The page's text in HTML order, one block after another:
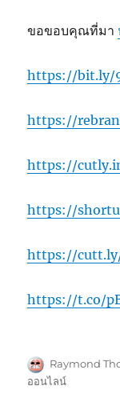
ขอขอบคุณที่มา
https://bit.ly/
https://
https://
https://
https://
https://t.co/
ผู้
เขียน
Raymond
ออนไลน์